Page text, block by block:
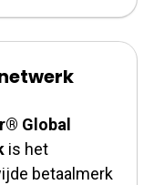
Global
is het
betaalmerk